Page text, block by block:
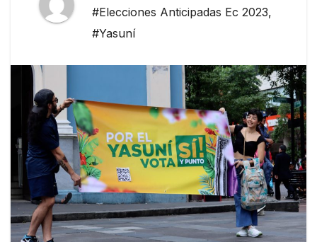
#Elecciones Anticipadas Ec 2023,
#Yasuní